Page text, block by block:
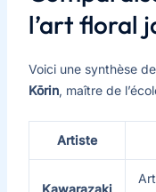
l’art floral
Voici une synthèse
Kōrin, maître de
Artiste